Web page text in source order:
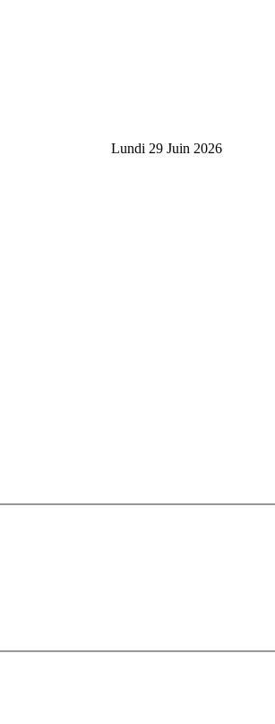
Lundi 29 Juin 2026